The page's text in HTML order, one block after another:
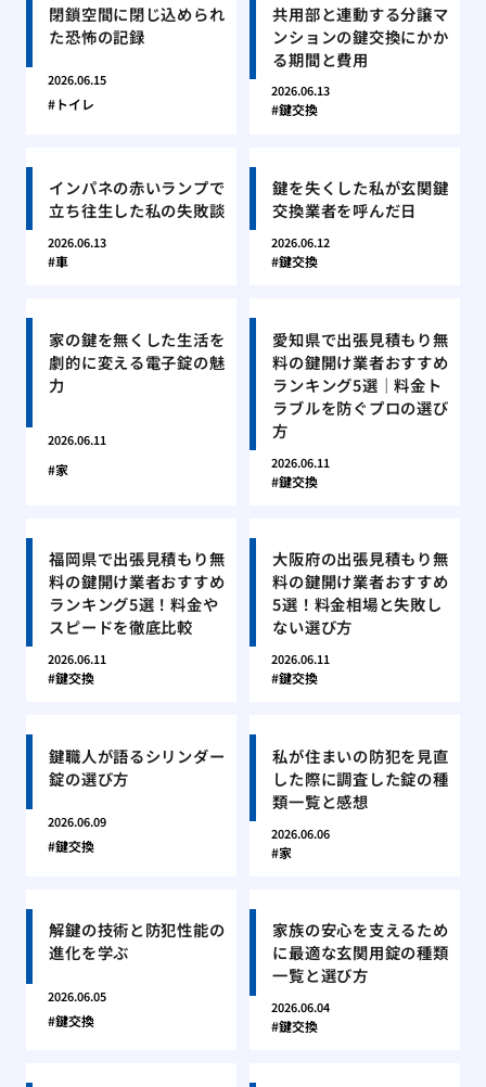
閉鎖空間に閉じ込められ
た恐怖の記録
2026.06.15
トイレ
共用部と連動する分譲マ
ンションの鍵交換にかか
る期間と費用
2026.06.13
鍵交換
インパネの赤いランプで
立ち往生した私の失敗談
2026.06.13
車
鍵を失くした私が玄関鍵
交換業者を呼んだ日
2026.06.12
鍵交換
家の鍵を無くした生活を
劇的に変える電子錠の魅
力
2026.06.11
家
愛知県で出張見積もり無
料の鍵開け業者おすすめ
ランキング5選｜料金ト
ラブルを防ぐプロの選び
方
2026.06.11
鍵交換
福岡県で出張見積もり無
料の鍵開け業者おすすめ
ランキング5選！料金や
スピードを徹底比較
2026.06.11
鍵交換
大阪府の出張見積もり無
料の鍵開け業者おすすめ
5選！料金相場と失敗し
ない選び方
2026.06.11
鍵交換
鍵職人が語るシリンダー
錠の選び方
2026.06.09
鍵交換
私が住まいの防犯を見直
した際に調査した錠の種
類一覧と感想
2026.06.06
家
解鍵の技術と防犯性能の
進化を学ぶ
2026.06.05
鍵交換
家族の安心を支えるため
に最適な玄関用錠の種類
一覧と選び方
2026.06.04
鍵交換